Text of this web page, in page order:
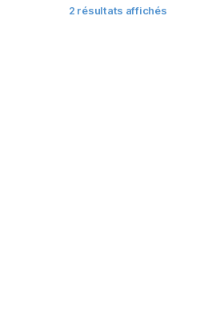
2 résultats affichés